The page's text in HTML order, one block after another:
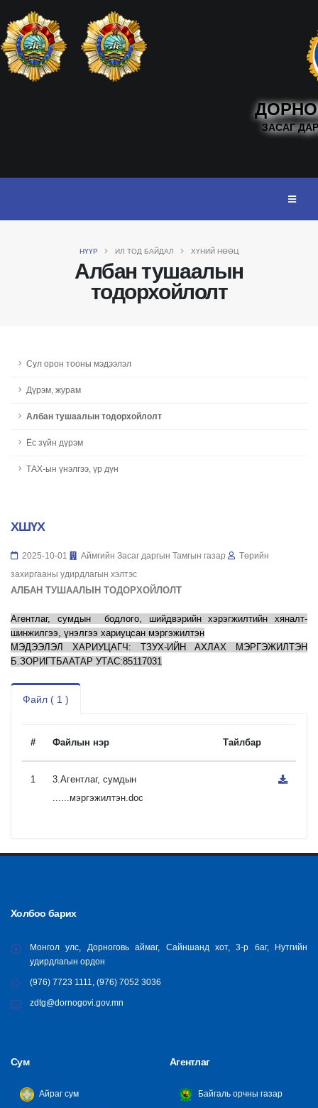
ЗАСАГ
НҮҮР ИЛ ТОД БАЙДАЛ ХҮНИЙ НӨӨЦ
Албан тушаалын
тодорхойлолт
Сул орон тооны мэдээлэл
Дүрэм, журам
Албан тушаалын тодорхойлолт
Ёс зүйн дүрэм
ТАХ-ын үнэлгээ, үр дүн
ХШҮХ
2025-10-01 Аймгийн Засаг даргын Тамгын газар
Төрийн
захиргааны удирдлагын хэлтэс
АЛБАН ТУШААЛЫН ТОДОРХОЙЛОЛТ
Агентлаг, сумдын бодлого, шийдвэрийн хэрэгжилтийн хяналт-
шинжилгээ, үнэлгээ хариуцсан мэргэжилтэн
МЭДЭЭЛЭЛ ХАРИУЦАГЧ: ТЗУХ-ИЙН АХЛАХ МЭРГЭЖИЛТЭН
Б.ЗОРИГТБААТАР УТАС:85117031
Файл ( 1 )
# Файлын нэр Тайлбар
1
3.Агентлаг, сумдын
......мэргэжилтэн.doc
Холбоо барих
Монгол улс, Дорноговь аймаг, Сайншанд хот, 3-р баг, Нутгийн
удирдлагын ордон
(976) 7723 1111, (976) 7052 3036
zdtg@dornogovi.gov.mn
Сум
Айраг сум
Агентлаг
Байгаль орчны газар